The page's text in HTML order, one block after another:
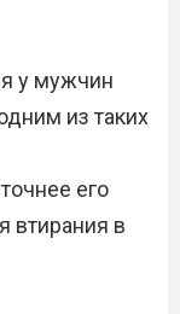
у мужчин
из таких
его
втирания в